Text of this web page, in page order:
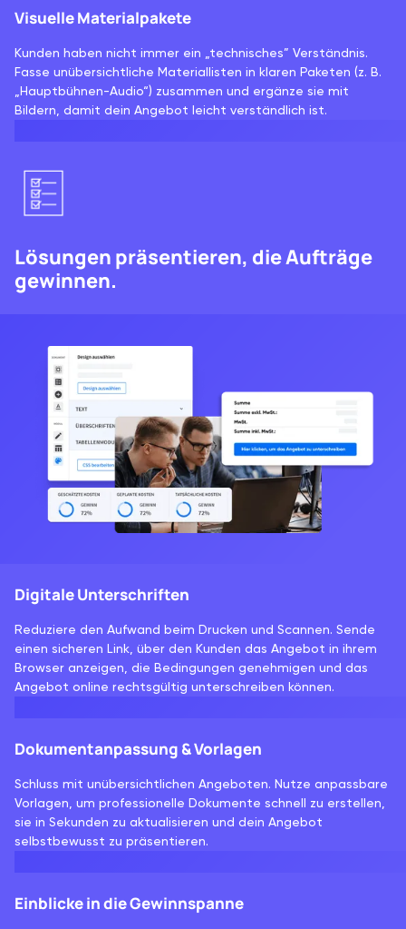
Visuelle Materialpakete
Kunden haben nicht immer ein „technisches” Verständnis.
Fasse unübersichtliche Materiallisten in klaren Paketen (z. B.
„Hauptbühnen-Audio“) zusammen und ergänze sie mit
Bildern, damit dein Angebot leicht verständlich ist.
Lösungen präsentieren, die Aufträge
gewinnen.
Digitale Unterschriften
Reduziere den Aufwand beim Drucken und Scannen. Sende
einen sicheren Link, über den Kunden das Angebot in ihrem
Browser anzeigen, die Bedingungen genehmigen und das
Angebot online rechtsgültig unterschreiben können.
Dokumentanpassung & Vorlagen
Schluss mit unübersichtlichen Angeboten. Nutze anpassbare
Vorlagen, um professionelle Dokumente schnell zu erstellen,
sie in Sekunden zu aktualisieren und dein Angebot
selbstbewusst zu präsentieren.
Einblicke in die Gewinnspanne